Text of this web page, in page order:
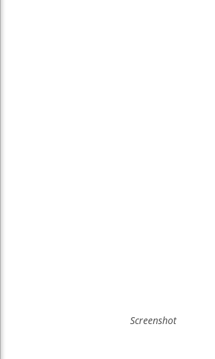
Screenshot